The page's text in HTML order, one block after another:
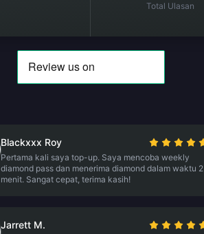
Total Ulasan
Blackxxx Roy
Pertama kali saya top-up. Saya mencoba weekly
diamond pass dan menerima diamond dalam waktu 2
menit. Sangat cepat, terima kasih!
Jarrett M.